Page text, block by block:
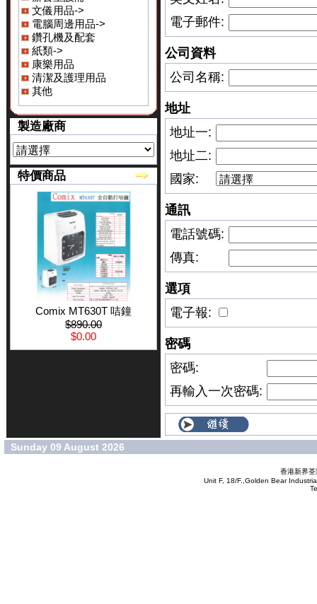
文儀用品->
電腦周邊用品->
鑽孔機及配套
紙類->
康樂用品
清潔及護理用品
其他
製造廠商
特價商品
Comix MT630T 咭鐘
$890.00
$0.00
電子郵件:
公司資料
公司名稱:
地址
地址一:
地址二:
國家:
通訊
電話號碼:
傳真:
選項
電子報:
密碼
密碼:
再輸入一次密碼:
Sunday 09 August 2026
香港新界
Unit F, 18/F.,Golden Bear